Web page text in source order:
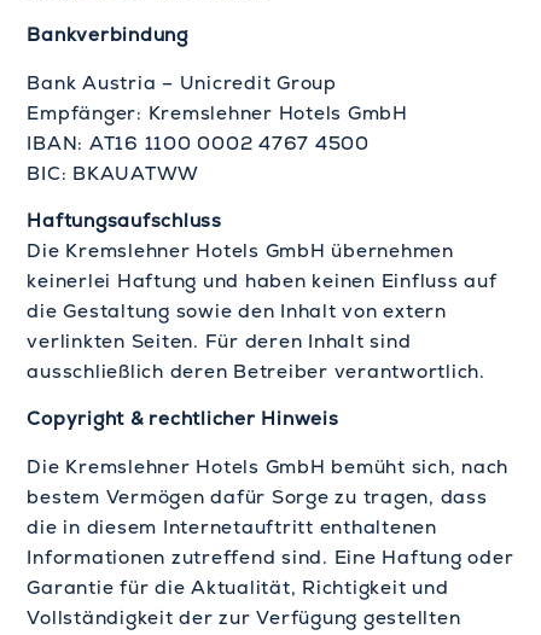
Bankverbindung
Bank Austria – Unicredit Group
Empfänger: Kremslehner Hotels GmbH
IBAN: AT16 1100 0002 4767 4500
BIC: BKAUATWW
Haftungsaufschluss
Die Kremslehner Hotels GmbH übernehmen
keinerlei Haftung und haben keinen Einfluss auf
die Gestaltung sowie den Inhalt von extern
verlinkten Seiten. Für deren Inhalt sind
ausschließlich deren Betreiber verantwortlich.
Copyright & rechtlicher Hinweis
Die Kremslehner Hotels GmbH bemüht sich, nach
bestem Vermögen dafür Sorge zu tragen, dass
die in diesem Internetauftritt enthaltenen
Informationen zutreffend sind. Eine Haftung oder
Garantie für die Aktualität, Richtigkeit und
Vollständigkeit der zur Verfügung gestellten